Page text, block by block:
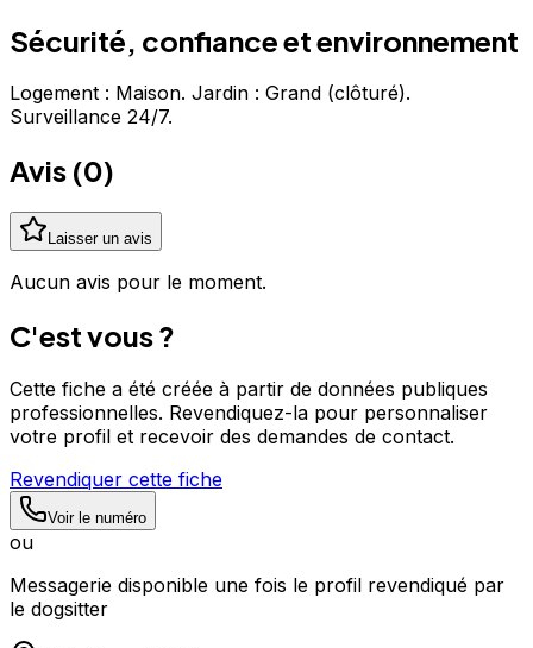
Sécurité, confiance et environnement
Logement : Maison. Jardin : Grand (clôturé).
Surveillance 24/7.
Avis (0)
Laisser un avis
Aucun avis pour le moment.
C'est vous ?
Cette fiche a été créée à partir de données publiques
professionnelles. Revendiquez-la pour personnaliser
votre profil et recevoir des demandes de contact.
Revendiquer cette fiche
Voir le numéro
ou
Messagerie disponible une fois le profil revendiqué par
le dogsitter